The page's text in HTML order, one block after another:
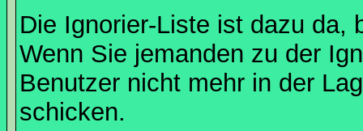
Die Ignorier-Liste ist dazu da,
Wenn Sie jemanden zu der
Benutzer nicht mehr in der
schicken.